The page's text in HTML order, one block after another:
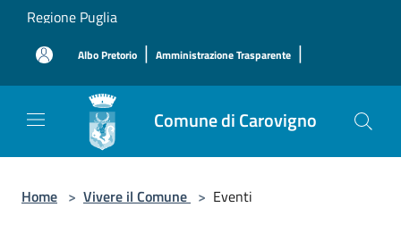
Salta al contenuto principale
Regione Puglia
Albo Pretorio | Amministrazione Trasparente |
Comune di Carovigno
Home > Vivere il Comune > Eventi